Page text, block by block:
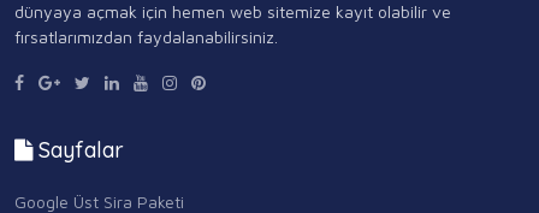
dünyaya açmak için hemen web sitemize kayıt olabilir ve
fırsatlarımızdan faydalanabilirsiniz.
Sayfalar
Google Üst Sira Paketi